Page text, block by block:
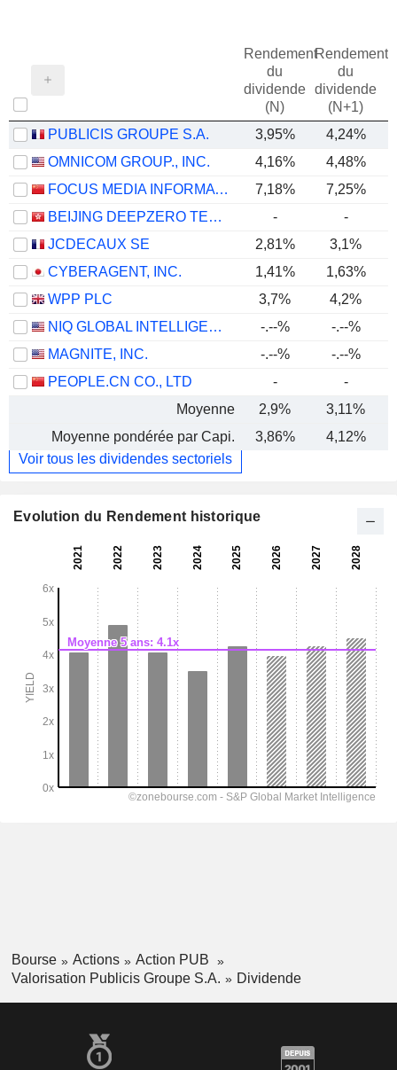
Rendement
du
dividende
(N)
Rendement
du
dividende
(N+1)
PUBLICIS GROUPE S.A. 3,95% 4,24%
OMNICOM GROUP., INC.
4,16%
4,48%
FOCUS MEDIA INFORMATION TECHNOLOGY CO., LTD.
7,18% 7,25%
BEIJING DEEPZERO TECHNOLOGY CO., LTD.
-
-
JCDECAUX SE
2,81% 3,1%
CYBERAGENT, INC.
1,41% 1,63%
WPP PLC
3,7%
4,2%
NIQ GLOBAL INTELLIGENCE PLC
-.--% -.--%
MAGNITE, INC.
-.--% -.--%
PEOPLE.CN CO., LTD
-
-
Moyenne
2,9% 3,11%
Moyenne pondérée par Capi.
3,86% 4,12%
Voir tous les dividendes sectoriels
Evolution du Rendement historique
Bourse Actions
Action PUB
Valorisation Publicis Groupe S.A.
Dividende